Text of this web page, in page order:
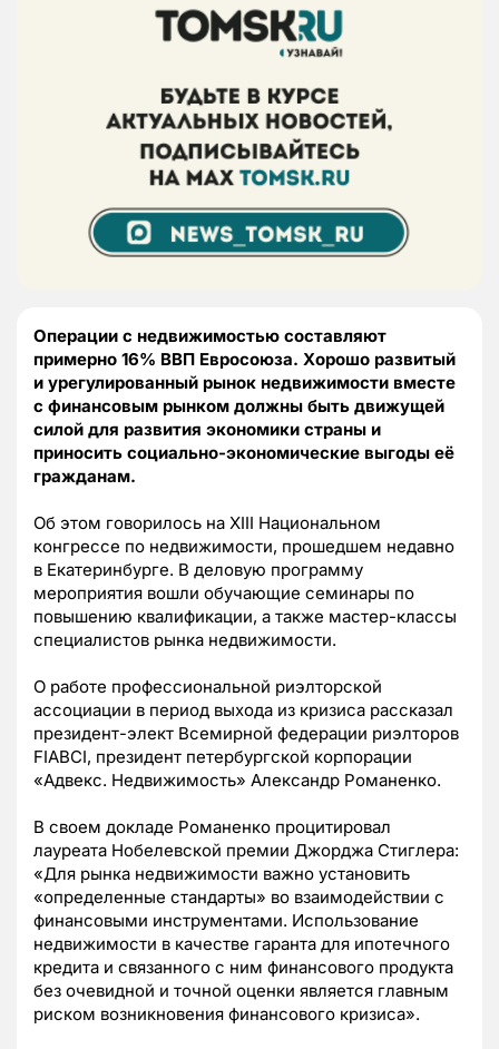
Операции с недвижимостью составляют
примерно 16% ВВП Евросоюза. Хорошо развитый
и урегулированный рынок недвижимости вместе
с финансовым рынком должны быть движущей
силой для развития экономики страны и
приносить социально-экономические выгоды её
гражданам.
Об этом говорилось на XIII Национальном
конгрессе по недвижимости, прошедшем недавно
в Екатеринбурге. В деловую программу
мероприятия вошли обучающие семинары по
повышению квалификации, а также мастер-классы
специалистов рынка недвижимости.
О работе профессиональной риэлторской
ассоциации в период выхода из кризиса рассказал
президент-элект Всемирной федерации риэлторов
FIABCI, президент петербургской корпорации
«Адвекс. Недвижимость» Александр Романенко.
В своем докладе Романенко процитировал
лауреата Нобелевской премии Джорджа Стиглера:
«Для рынка недвижимости важно установить
«определенные стандарты» во взаимодействии с
финансовыми инструментами. Использование
недвижимости в качестве гаранта для ипотечного
кредита и связанного с ним финансового продукта
без очевидной и точной оценки является главным
риском возникновения финансового кризиса».